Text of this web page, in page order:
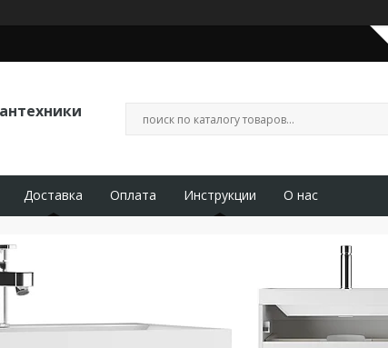
Доставка Оплата Инструкции О нас